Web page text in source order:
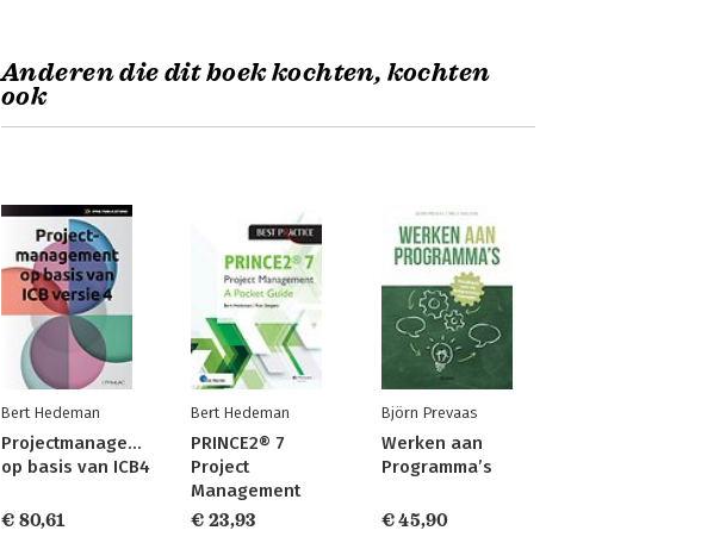
Anderen die dit boek kochten, kochten
ook
Bert Hedeman
Projectmanagement
op basis van ICB4
€ 80,61
Bert Hedeman
PRINCE2® 7
Project
Management
€ 23,93
Björn Prevaas
Werken aan
Programma’s
€ 45,90